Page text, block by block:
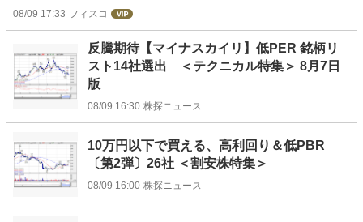
08/09 17:33 フィスコ
反騰期待【マイナスカイリ】低PER 銘柄リ
スト14社選出 ＜テクニカル特集＞ 8月7日
版
08/09 16:30 株探ニュース
10万円以下で買える、高利回り＆低PBR
〔第2弾〕26社 ＜割安株特集＞
08/09 16:00 株探ニュース